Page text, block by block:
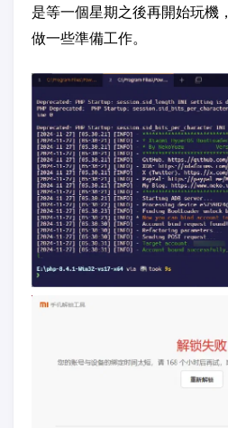
是等一個星期之後再開始玩機
做一些準備工作。